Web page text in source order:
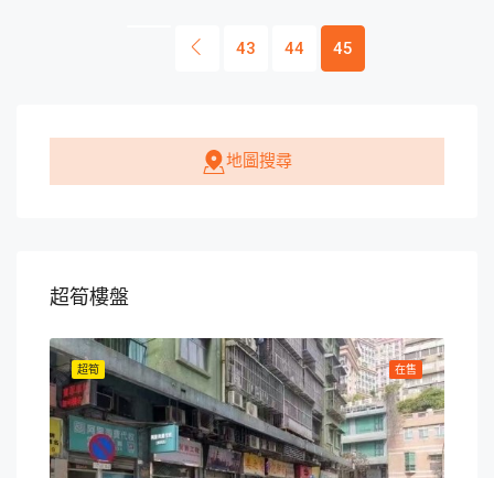
43 44 45
地圖搜尋
超筍樓盤
在售
超筍